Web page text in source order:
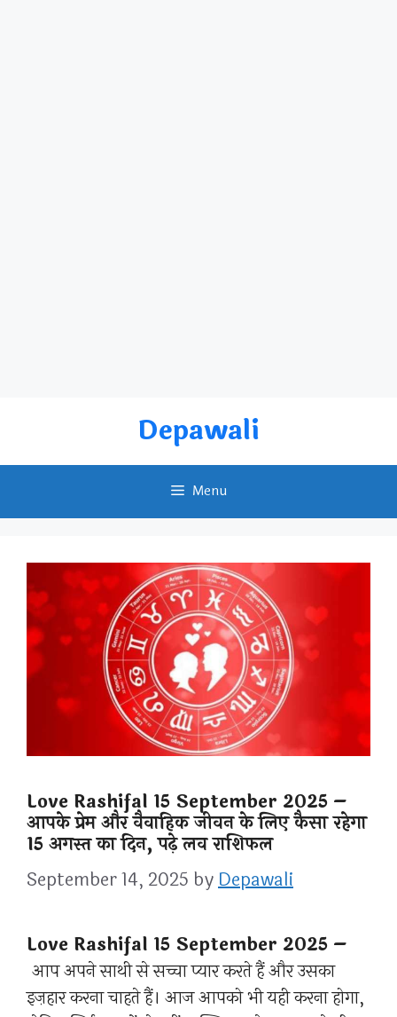
content
Depawali
Menu
Love Rashifal 15 September 2025 –
आपके प्रेम और वैवाहिक जीवन के लिए कैसा रहेगा
15 अगस्त का दिन, पढ़े लव राशिफल
September 14, 2025 byDepawali
Love Rashifal 15 September 2025 –
आप अपने साथी से सच्चा प्यार करते हैं और उसका
इज़हार करना चाहते हैं। आज आपको भी यही करना होगा,